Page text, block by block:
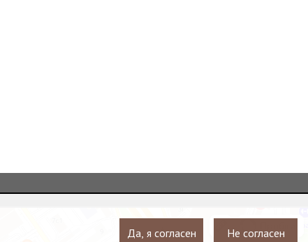
Да, я согласен Не согласен